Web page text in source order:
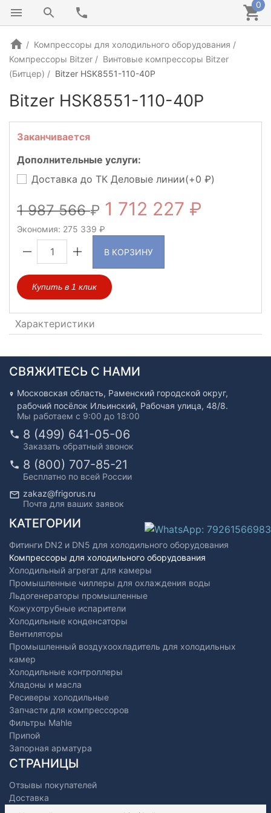
0
Компрессоры для холодильного оборудования
Компрессоры Bitzer
Винтовые компрессоры Bitzer
(Битцер)
Bitzer HSK8551-110-40P
Bitzer HSK8551-110-40P
ГЕРМАНИЯ
Заканчивается
Дополнительные услуги:
Доставка до ТК Деловые линии(+0 )
1 987 566 1 712 227
Экономия: 275 339
В КОРЗИНУ
Купить в 1 клик
Характеристики
СВЯЖИТЕСЬ С НАМИ
Московская область, Раменский городской округ,
рабочий посёлок Ильинский, Рабочая улица, 48/8.
Мы работаем с 9:00 до 18:00
8 (499) 641-05-06
Заказать обратный звонок
8 (800) 707-85-21
Бесплатно по всей России
zakaz@frigorus.ru
Почта для ваших заявок
КАТЕГОРИИ
Фитинги DN2 и DN5 для холодильного оборудования
Компрессоры для холодильного оборудования
Холодильный агрегат для камеры
Промышленные чиллеры для охлаждения воды
Льдогенераторы промышленные
Кожухотрубные испарители
Холодильные конденсаторы
Вентиляторы
Промышленный воздухоохладитель для холодильных
камер
Холодильные контроллеры
Хладоны и масла
Ресиверы холодильные
Запчасти для компрессоров
Фильтры Mahle
Припой
Запорная арматура
СТРАНИЦЫ
Отзывы покупателей
Доставка
Оплата